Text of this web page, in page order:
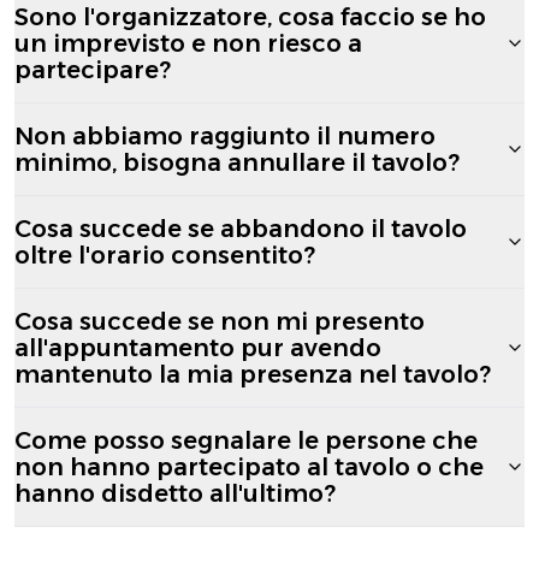
Sono l'organizzatore, cosa faccio se ho
un imprevisto e non riesco a
partecipare?
Non abbiamo raggiunto il numero
minimo, bisogna annullare il tavolo?
Cosa succede se abbandono il tavolo
oltre l'orario consentito?
Cosa succede se non mi presento
all'appuntamento pur avendo
mantenuto la mia presenza nel tavolo?
Come posso segnalare le persone che
non hanno partecipato al tavolo o che
hanno disdetto all'ultimo?